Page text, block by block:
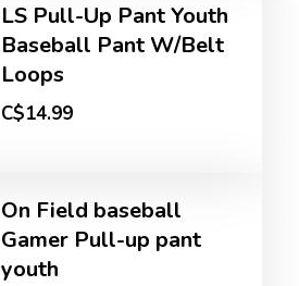
LS Pull-Up Pant Youth
Baseball Pant W/Belt
Loops
C$14.99
On Field baseball
Gamer Pull-up pant
youth